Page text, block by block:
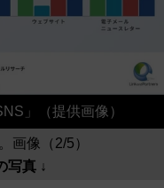
」（提供画像）
画像（2/5）
写真 ↓